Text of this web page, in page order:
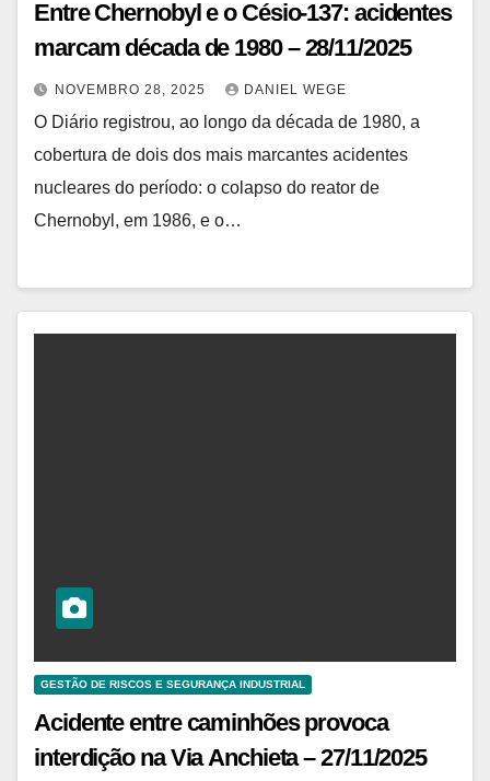
Entre Chernobyl e o Césio-137: acidentes
marcam década de 1980 – 28/11/2025
NOVEMBRO 28, 2025 DANIEL WEGE
O Diário registrou, ao longo da década de 1980, a
cobertura de dois dos mais marcantes acidentes
nucleares do período: o colapso do reator de
Chernobyl, em 1986, e o…
GESTÃO DE RISCOS E SEGURANÇA INDUSTRIAL
Acidente entre caminhões provoca
interdição na Via Anchieta – 27/11/2025